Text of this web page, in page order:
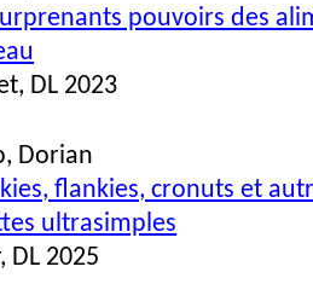
pouvoirs des
DL 2023
Dorian
flankies, cronuts et
ultrasimples
DL 2025